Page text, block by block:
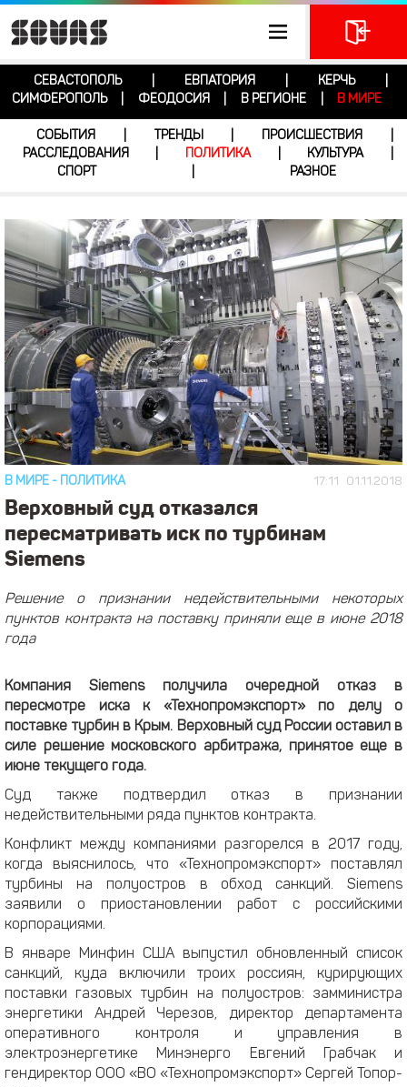
СЕВАСТОПОЛЬ ЕВПАТОРИЯ КЕРЧЬ
СИМФЕРОПОЛЬ
ФЕОДОСИЯ В РЕГИОНЕ В МИРЕ
СОБЫТИЯ ТРЕНДЫ ПРОИСШЕСТВИЯ
РАССЛЕДОВАНИЯ
ПОЛИТИКА КУЛЬТУРА
СПОРТ
РАЗНОЕ
17:11 01.11.2018
В МИРЕ - ПОЛИТИКА
Верховный суд отказался
пересматривать иск по турбинам
Siemens
Решение о признании недействительными некоторых
пунктов контракта на поставку приняли еще в июне 2018
года
Компания Siemens получила очередной отказ в
пересмотре иска к «Технопромэкспорт» по делу о
поставке турбин в Крым. Верховный суд России оставил в
силе решение московского арбитража, принятое еще в
июне текущего года.
Суд также подтвердил отказ в признании
недействительными ряда пунктов контракта.
Конфликт между компаниями разгорелся в 2017 году,
когда выяснилось, что «Технопромэкспорт» поставлял
турбины на полуостров в обход санкций. Siemens
заявили о приостановлении работ с российскими
корпорациями.
В январе Минфин США выпустил обновленный список
санкций, куда включили троих россиян, курирующих
поставки газовых турбин на полуостров: замминистра
энергетики Андрей Черезов, директор департамента
оперативного контроля и управления в
электроэнергетике Минэнерго Евгений Грабчак и
гендиректор ООО «ВО «Технопромэкспорт» Сергей Топор-